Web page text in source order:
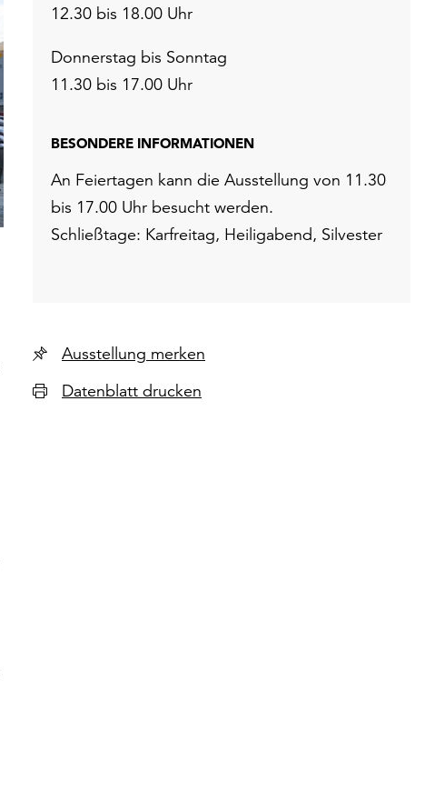
12.30 bis 18.00 Uhr
Donnerstag bis Sonntag
11.30 bis 17.00 Uhr
BESONDERE INFORMATIONEN
An Feiertagen kann die Ausstellung von 11.30
bis 17.00 Uhr besucht werden.
Schließtage: Karfreitag, Heiligabend, Silvester
Ausstellung merken
Datenblatt drucken